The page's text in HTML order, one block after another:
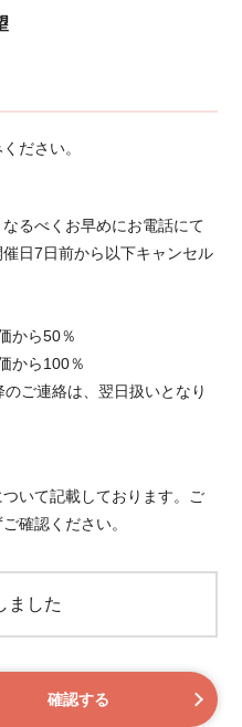
ださい。
るべくお早めにお電話にて
日7日前から以下キャンセル
から50％
から100％
ご連絡は、翌日扱いとなり
いて記載しております。ご
確認ください。
ました